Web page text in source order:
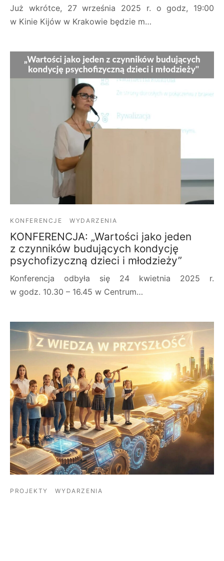
Już wkrótce, 27 września 2025 r. o godz, 19:00
w Kinie Kijów w Krakowie będzie m…
KONFERENCJE WYDARZENIA
KONFERENCJA: „Wartości jako jeden
z czynników budujących kondycję
psychofizyczną dzieci i młodzieży”
Konferencja odbyła się 24 kwietnia 2025 r.
w godz. 10.30 – 16.45 w Centrum…
PROJEKTY WYDARZENIA